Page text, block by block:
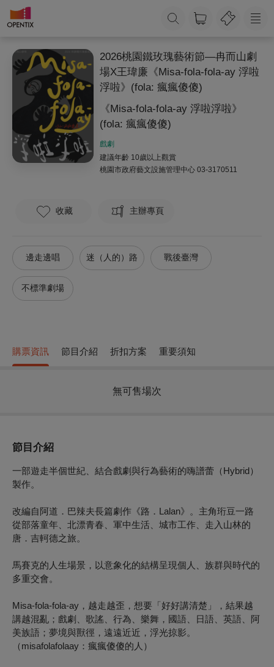
2026桃園鐵玫瑰藝術節—冉而山劇
場X王瑋廉《Misa-fola-fola-ay 浮啦
浮啦》(fola: 瘋瘋傻傻)
《Misa-fola-fola-ay 浮啦浮啦》
(fola: 瘋瘋傻傻)
戲劇
建議年齡 10歲以上觀賞
桃園市政府藝文設施管理中心 03-3170511
收藏 主辦專頁
邊走邊唱 迷（人的）路 戰後臺灣
不標準劇場
購票資訊 節目介紹 折扣方案 重要須知
無可售場次
節目介紹
一部遊走半個世紀、結合戲劇與行為藝術的嗨譜蕾（Hybrid）
製作。
改編自阿道．巴辣夫長篇劇作《路．Lalan》。主角珩豆一路
從部落童年、北漂青春、軍中生活、城市工作、走入山林的
唐．吉軻德之旅。
馬賽克的人生場景，以意象化的結構呈現個人、族群與時代的
多重交會。
Misa-fola-fola-ay，越走越歪，想要「好好講清楚」，結果越
講越混亂；戲劇、歌謠、行為、樂舞，國語、日語、英語、阿
美族語；夢境與獸徑，遠遠近近，浮光掠影。
（misafolafolaay：瘋瘋傻傻的人）